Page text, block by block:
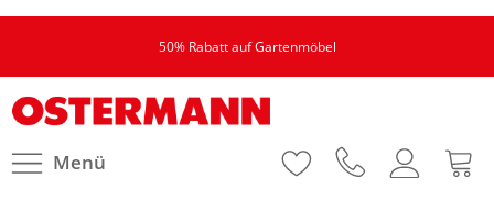
50% Rabatt auf Gartenmöbel
Menü